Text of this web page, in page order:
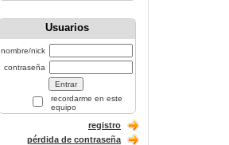
Usuarios
nombre/nick
contraseña
recordarme en este
equipo
registro
pérdida de contraseña